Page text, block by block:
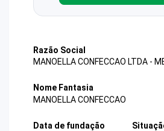
Razão Social
MANOELLA CONFECCAO LTDA -
Nome Fantasia
MANOELLA CONFECCAO
Data de fundação